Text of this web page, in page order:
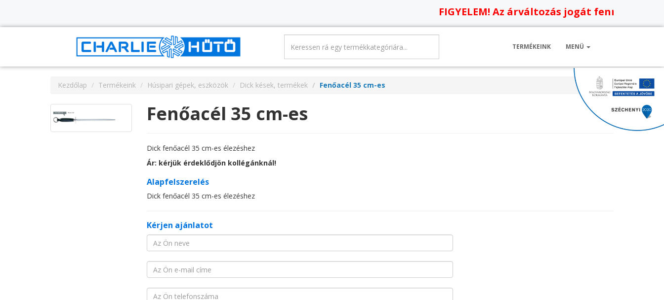
FIGYELEM! Az árváltozás jogát
TERMÉKEINK MENÜ
Kezdőlap Termékeink Húsipari gépek, eszközök Dick kések, termékek Fenőacél 35 cm-es
Fenőacél 35 cm-es
Dick fenőacél 35 cm-es élezéshez
Ár: kérjük érdeklődjön kollégánknál!
Alapfelszerelés
Dick fenőacél 35 cm-es élezéshez
Kérjen ajánlatot